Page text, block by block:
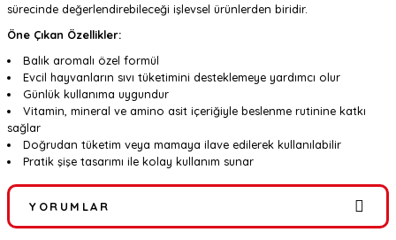
sürecinde değerlendirebileceği işlevsel ürünlerden biridir.
Öne Çıkan Özellikler:
Balık aromalı özel formül
Evcil hayvanların sıvı tüketimini desteklemeye yardımcı olur
Günlük kullanıma uygundur
Vitamin, mineral ve amino asit içeriğiyle beslenme rutinine katkı
sağlar
Doğrudan tüketim veya mamaya ilave edilerek kullanılabilir
Pratik şişe tasarımı ile kolay kullanım sunar
YORUMLAR